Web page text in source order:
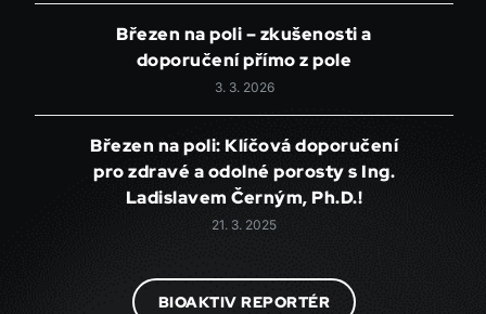
Březen na poli – zkušenosti a
doporučení přímo z pole
3. 3. 2026
Březen na poli: Klíčová doporučení
pro zdravé a odolné porosty s Ing.
Ladislavem Černým, Ph.D.!
21. 3. 2025
BIOAKTIV REPORTÉR